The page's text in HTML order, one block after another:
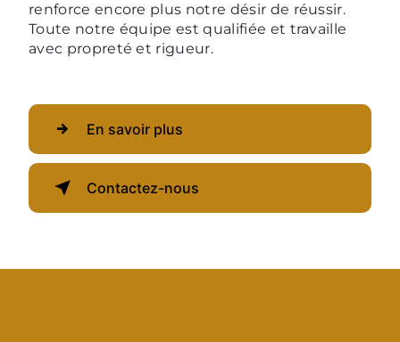
renforce encore plus notre désir de réussir.
Toute notre équipe est qualifiée et travaille
avec propreté et rigueur.
En savoir plus
Contactez-nous